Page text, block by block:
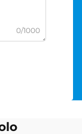
0/1000